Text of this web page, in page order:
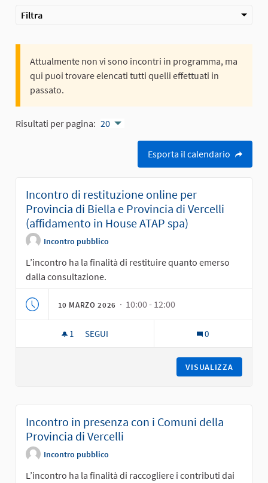
Filtra
Attualmente non vi sono incontri in programma, ma
qui puoi trovare elencati tutti quelli effettuati in
passato.
Risultati per pagina: 20
Esporta il calendario
Incontro di restituzione online per
Provincia di Biella e Provincia di Vercelli
(affidamento in House ATAP spa)
Incontro pubblico
L’incontro ha la finalità di restituire quanto emerso
dalla consultazione.
10 MARZO 2026 · 10:00 - 12:00
1 1 SOSTENITORI
SEGUI 0
VISUALIZZA
Incontro in presenza con i Comuni della
Provincia di Vercelli
Incontro pubblico
L’incontro ha la finalità di raccogliere i contributi dai